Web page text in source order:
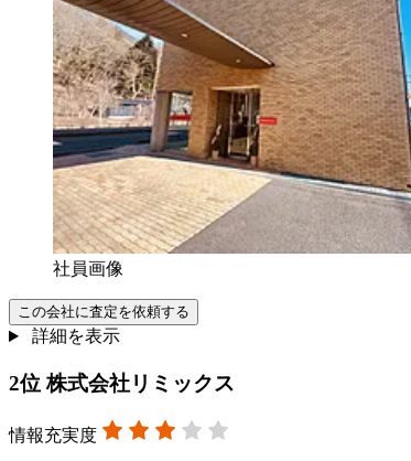
社員画像
この会社に査定を依頼する
詳細を表示
2位株式会社リミックス
情報充実度